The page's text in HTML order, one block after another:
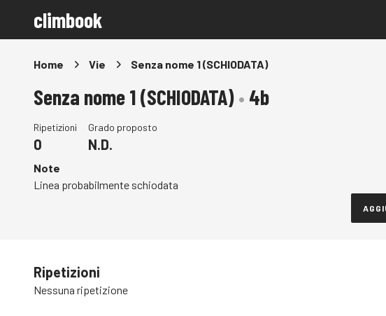
climbook
Home Vie Senza nome 1 (SCHIODATA)
Senza nome 1 (SCHIODATA)• 4b
Ripetizioni
0
Grado proposto
N.D.
Note
Linea probabilmente schiodata
Ripetizioni
Nessuna ripetizione